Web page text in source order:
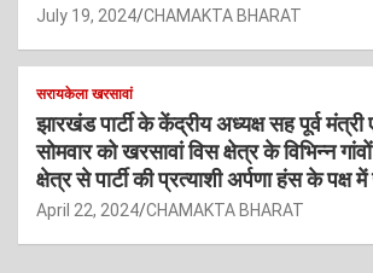
July 19, 2024 CHAMAKTA BHARAT
सरायकेला खरसावां
झारखंड पार्टी के केंद्रीय अध्यक्ष सह पूर्व
सोमवार को खरसावां विस क्षेत्र के विभिन्न
क्षेत्र से पार्टी की प्रत्याशी अर्पणा हंस के पक्ष
April 22, 2024 CHAMAKTA BHARAT